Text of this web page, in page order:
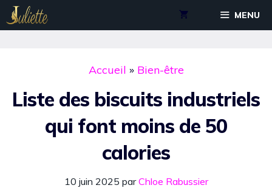
Aller
au
MENU
Accueil » Bien-être
Liste des biscuits industriels
qui font moins de 50
calories
10 juin 2025 parChloe Rabussier